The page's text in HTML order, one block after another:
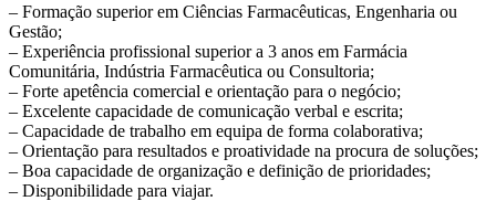
– Formação superior em Ciências Farmacêuticas, Engenharia ou
Gestão;
– Experiência profissional superior a 3 anos em Farmácia
Comunitária, Indústria Farmacêutica ou Consultoria;
– Forte apetência comercial e orientação para o negócio;
– Excelente capacidade de comunicação verbal e escrita;
– Capacidade de trabalho em equipa de forma colaborativa;
– Orientação para resultados e proatividade na procura de soluções;
– Boa capacidade de organização e definição de prioridades;
– Disponibilidade para viajar.